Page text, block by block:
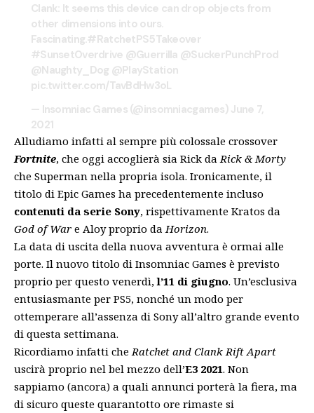
Clank: It seems this device can drop objects from
other dimensions into ours.
Fascinating. #RatchetPS5Takeover
#SunsetOverdrive @Guerrilla @SuckerPunchProd
@Naughty_Dog @PlayStation
pic.twitter.com/TavBdHw3oL
— Insomniac Games (@insomniacgames) June 7,
2021
Alludiamo infatti al sempre più colossale crossover
Fortnite, che oggi accoglierà sia Rick da Rick & Morty
che Superman nella propria isola. Ironicamente, il
titolo di Epic Games ha precedentemente incluso
contenuti da serie Sony, rispettivamente Kratos da
God of War e Aloy proprio da Horizon.
La data di uscita della nuova avventura è ormai alle
porte. Il nuovo titolo di Insomniac Games è previsto
proprio per questo venerdì,l’11 di giugno. Un’esclusiva
entusiasmante per PS5, nonché un modo per
ottemperare all’assenza di Sonyall’altro grande evento
di questa settimana.
Ricordiamo infatti che Ratchet and Clank Rift Apart
uscirà proprio nel bel mezzo dell’E3 2021. Non
sappiamo (ancora) a quali annunci porterà la fiera, ma
di sicuro queste quarantotto ore rimaste si